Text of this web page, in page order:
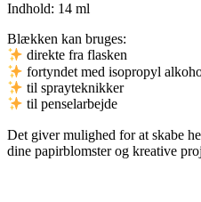
Indhold: 14 ml
Blækken kan bruges:
direkte fra flasken
fortyndet med isopropyl
til sprayteknikker
til penselarbejde
Det giver mulighed for at skabe
dine papirblomster og kreative